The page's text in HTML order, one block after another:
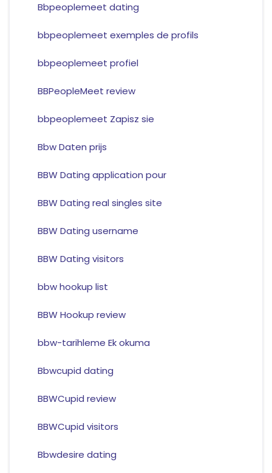
Bbpeoplemeet dating
bbpeoplemeet exemples de profils
bbpeoplemeet profiel
BBPeopleMeet review
bbpeoplemeet Zapisz sie
Bbw Daten prijs
BBW Dating application pour
BBW Dating real singles site
BBW Dating username
BBW Dating visitors
bbw hookup list
BBW Hookup review
bbw-tarihleme Ek okuma
Bbwcupid dating
BBWCupid review
BBWCupid visitors
Bbwdesire dating